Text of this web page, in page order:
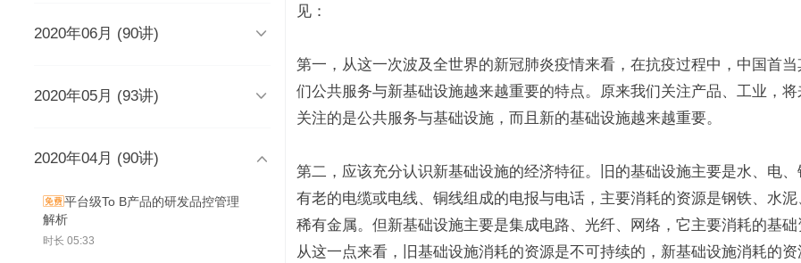
成长为高级工程师要扪心自问的
时长 05:10
为什么当代年轻人“过目就忘”？
时长 04:48
时长 05:53
度，三大主线”
如何产出规范、安全、高质量的
代码？
时长 06:46
架构师能力模型（下）
为什么需要数据仓库？
如何做一个懂产品的程序员？
给想进互联网大厂的程序员三条
建议
新基建为什么需要区块链？
系统出现故障怎么办？
关于技术层面的4点研发经验
为React开发人员推荐8个测试工
具、库和框架
2020年06月 (90讲) 
成为高级数据架构师的三个必杀
略的缺失？
时长 04:36
2020年05月 (93讲) 
推荐8个强大的远程调试工具
每个程序员都曾犯过的经典错误
时长 04:50
2020年04月 (90讲) 
平台级To B产品的研发品控管理
解析
时长 05:33
见：
第一，从这一次波及全世界的新冠肺炎疫情来看，在抗疫过程中，中国首
们公共服务与新基础设施越来越重要的特点。原来我们关注产品、工业，
关注的是公共服务与基础设施，而且新的基础设施越来越重要。
第二，应该充分认识新基础设施的经济特征。旧的基础设施主要是水、电
有老的电缆或电线、铜线组成的电报与电话，主要消耗的资源是钢铁、水
稀有金属。但新基础设施主要是集成电路、光纤、网络，它主要消耗的基础
从这一点来看，旧基础设施消耗的资源是不可持续的，新基础设施消耗的资